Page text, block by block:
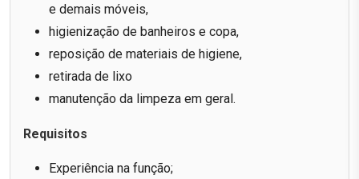
e demais móveis,
higienização de banheiros e copa,
reposição de materiais de higiene,
retirada de lixo
manutenção da limpeza em geral.
Requisitos
Experiência na função;